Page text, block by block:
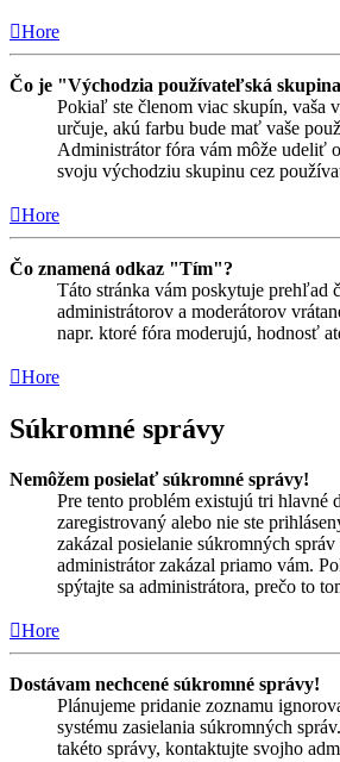
Hore
Čo je "Východzia používateľská
Pokiaľ ste členom viac skupín, vaša
určuje, akú farbu bude mať vaše
Administrátor fóra vám môže udeliť
svoju východziu skupinu cez
Hore
Čo znamená odkaz "Tím"?
Táto stránka vám poskytuje prehľad
administrátorov a moderátorov
napr. ktoré fóra moderujú, hodnosť
Hore
Súkromné správy
Nemôžem posielať súkromné správy!
Pre tento problém existujú tri hlavné
zaregistrovaný alebo nie ste
zakázal posielanie súkromných
administrátor zakázal priamo vám.
spýtajte sa administrátora, prečo to
Hore
Dostávam nechcené súkromné správy!
Plánujeme pridanie zoznamu
systému zasielania súkromných
takéto správy, kontaktujte svojho